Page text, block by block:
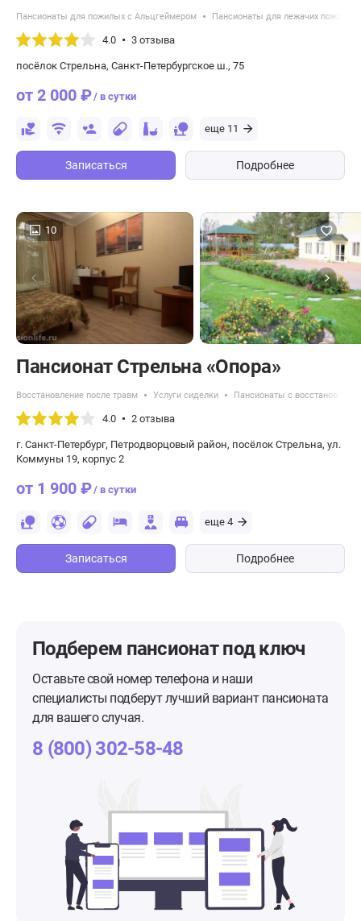
Пансионаты для пожилых с Альцгеймером Пансионаты для лежачих
4.0 3 отзыва
посёлок Стрельна, Санкт-Петербургское ш., 75
от 2 000 ₽/ в сутки
еще 11
Записаться Подробнее
10
Пансионат Стрельна «Опора»
Восстановление после травм Услуги сиделки Пансионаты с
4.0 2 отзыва
г. Санкт-Петербург, Петродворцовый район, посёлок Стрельна, ул.
Коммуны 19, корпус 2
от 1 900 ₽/ в сутки
еще 4
Записаться Подробнее
Подберем пансионатпод ключ
Оставьте свой номер телефона и наши
специалисты подберут лучший вариант пансионата
для вашего случая.
8 (800) 302-58-48